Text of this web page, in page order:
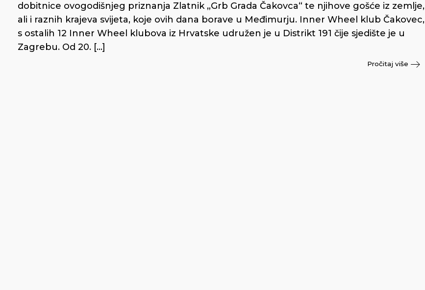
dobitnice ovogodišnjeg priznanja Zlatnik „Grb Grada Čakovca“ te njihove gošće iz zemlje,
ali i raznih krajeva svijeta, koje ovih dana borave u Međimurju. Inner Wheel klub Čakovec,
s ostalih 12 Inner Wheel klubova iz Hrvatske udružen je u Distrikt 191 čije sjedište je u
Zagrebu. Od 20. […]
Pročitaj više